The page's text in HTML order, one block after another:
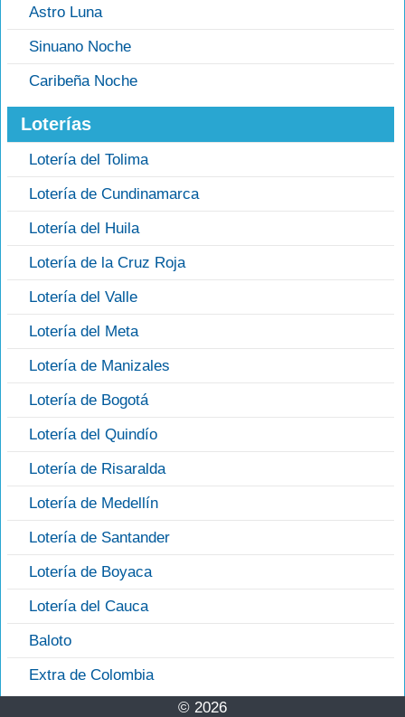
Astro Luna
Sinuano Noche
Caribeña Noche
Loterías
Lotería del Tolima
Lotería de Cundinamarca
Lotería del Huila
Lotería de la Cruz Roja
Lotería del Valle
Lotería del Meta
Lotería de Manizales
Lotería de Bogotá
Lotería del Quindío
Lotería de Risaralda
Lotería de Medellín
Lotería de Santander
Lotería de Boyaca
Lotería del Cauca
Baloto
Extra de Colombia
© 2026